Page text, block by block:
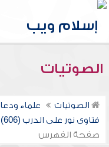
الصوتيات
الصوتيات علماء
فتاوى نور على الدرب (606)
صفحة الفهرس